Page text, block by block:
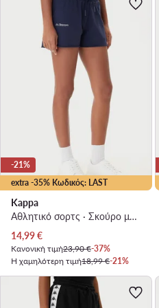
extra -35% Κωδικός: LAST
-21%
Kappa
Αθλητικό σορτς · Σκούρο μπλε
Τρέχουσα τιμή
14,99€
Κανονική τιμή23,90 €-37%
Η χαμηλότερη τιμή18,99 €-21%